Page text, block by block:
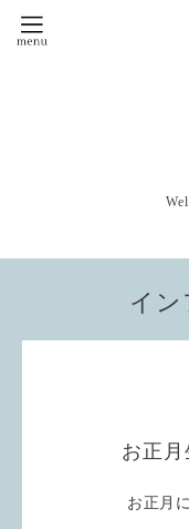
イン
お正
お正月